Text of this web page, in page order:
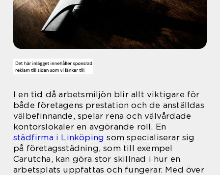
I en tid då arbetsmiljön blir allt viktigare för
både företagens prestation och de anställdas
välbefinnande, spelar rena och välvårdade
kontorslokaler en avgörande roll. En
städfirma i Linköping som specialiserar sig
på företagsstädning, som till exempel
Carutcha, kan göra stor skillnad i hur en
arbetsplats uppfattas och fungerar. Med över